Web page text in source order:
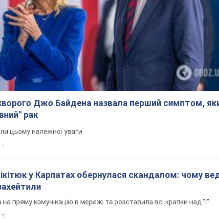
Джо Байдена назвала перший симптом,
рак
цьому належної уваги
у Карпатах обернулася скандалом: чому
пряму комунікацію в мережі та розставила всі крапки над "і"